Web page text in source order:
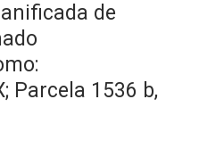
de
Parcela 1536 b,